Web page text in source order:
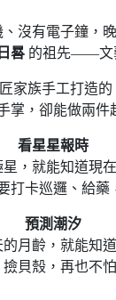
沒有電子鐘，
晷 的祖先——文
家族手工打造的
掌，卻能做兩件
看星星報時
，就能知道現
打卡巡邏、給藥
預測潮汐
月齡，就能知
貝殼，再也不